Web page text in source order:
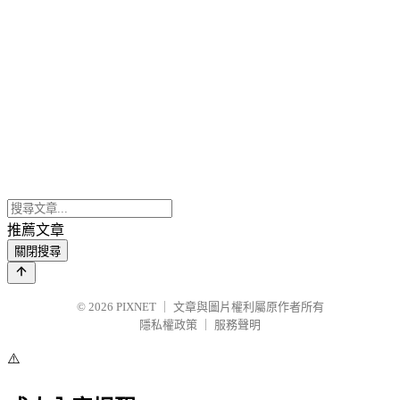
推薦文章
關閉搜尋
© 2026 PIXNET
文章與圖片權利屬原作者所有
隱私權政策
服務聲明
⚠️